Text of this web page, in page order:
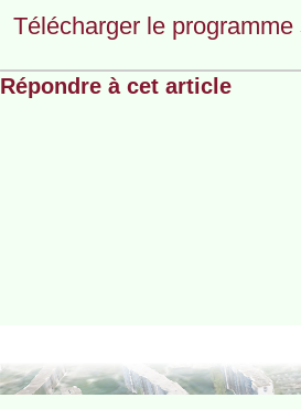
Télécharger le
Répondre à cet article